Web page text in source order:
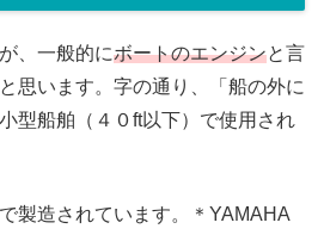
、一般的にボートのエンジンと言
思います。字の通り、「船の外に
型船舶（４０ft以下）で使用され
製造されています。＊YAMAHA